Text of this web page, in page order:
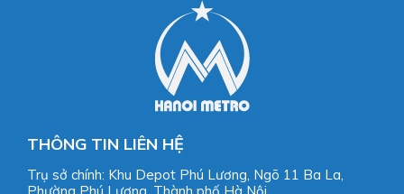
THÔNG TIN LIÊN HỆ
Trụ sở chính: Khu Depot Phú Lương, Ngõ 11 Ba La,